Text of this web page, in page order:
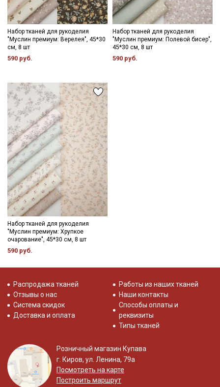
Набор тканей для рукоделия
"Муслин премиум: Верелея", 45*30
см, 8 шт
590 руб.
Набор тканей для рукоделия
"Муслин премиум: Полевой бисер",
45*30 см, 8 шт
590 руб.
Набор тканей для рукоделия
"Муслин премиум: Хрупкое
очарование", 45*30 см, 8 шт
590 руб.
Распродажа тканей
Отзывы о нас
Система скидок
Доставка и оплата
Работы из наших тканей
Наши контакты
Способы оплаты и
реквизиты
Типы тканей
Розничный магазин Купава
г. Киров, ул. Ленина, 79а
Посмотреть на карте
Построить маршрут
Электронная почта
Подписаться
Ознакомлен(а) с Политикой обработки персональных
данныхи даю Согласие на обработку персональных
данных
ДаюСогласие на получение рекламных и
информационных рассылок